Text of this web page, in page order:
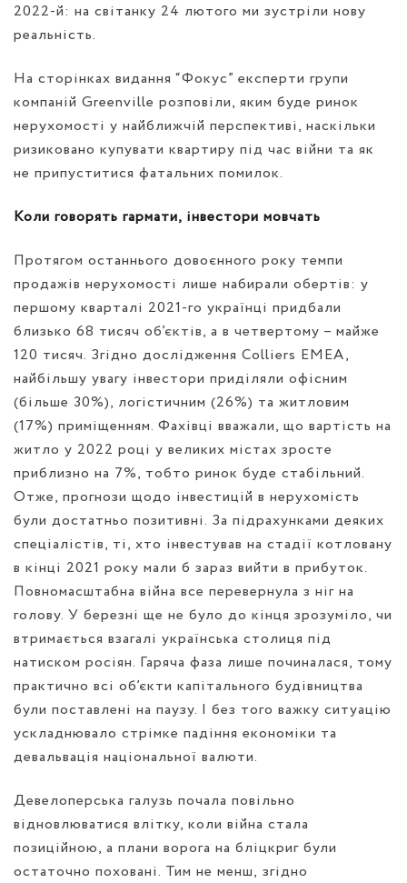
2022-й: на світанку 24 лютого ми зустріли нову
реальність.
На сторінках видання “Фокус” експерти групи
компаній Greenville розповіли, яким буде ринок
нерухомості у найближчій перспективі, наскільки
ризиковано купувати квартиру під час війни та як
не припуститися фатальних помилок.
Коли говорять гармати, інвестори мовчать
Протягом останнього довоєнного року темпи
продажів нерухомості лише набирали обертів: у
першому кварталі 2021-го українці придбали
близько 68 тисяч об’єктів, а в четвертому – майже
120 тисяч. Згідно дослідження Colliers EMEA,
найбільшу увагу інвестори приділяли офісним
(більше 30%), логістичним (26%) та житловим
(17%) приміщенням. Фахівці вважали, що вартість на
житло у 2022 році у великих містах зросте
приблизно на 7%, тобто ринок буде стабільний.
Отже, прогнози щодо інвестицій в нерухомість
були достатньо позитивні. За підрахунками деяких
спеціалістів, ті, хто інвестував на стадії котловану
в кінці 2021 року мали б зараз вийти в прибуток.
Повномасштабна війна все перевернула з ніг на
голову. У березні ще не було до кінця зрозуміло, чи
втримається взагалі українська столиця під
натиском росіян. Гаряча фаза лише починалася, тому
практично всі об’єкти капітального будівництва
були поставлені на паузу. І без того важку ситуацію
ускладнювало стрімке падіння економіки та
девальвація національної валюти.
Девелоперська галузь почала повільно
відновлюватися влітку, коли війна стала
позиційною, а плани ворога на бліцкриг були
остаточно поховані. Тим не менш, згідно